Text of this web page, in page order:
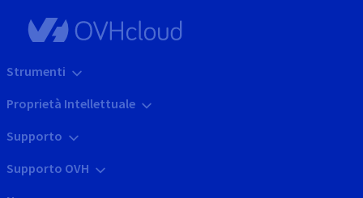
Strumenti
Proprietà Intellettuale
Supporto
Supporto OVH